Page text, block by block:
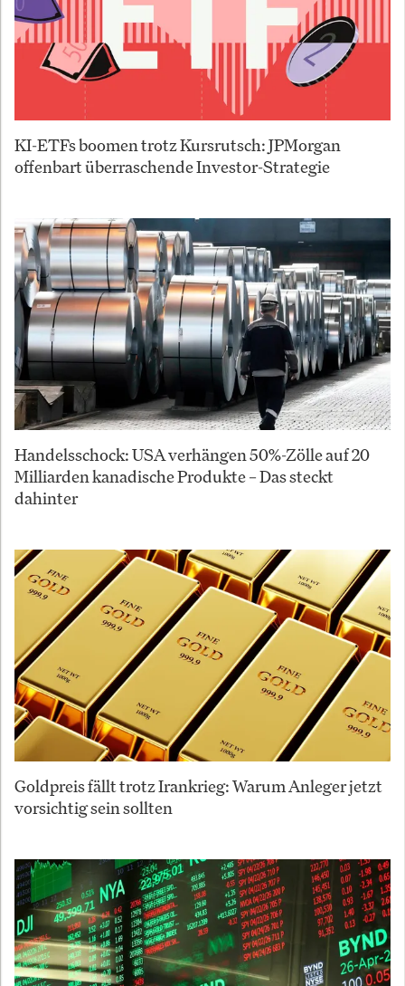
KI-ETFs boomen trotz Kursrutsch: JPMorgan
offenbart überraschende Investor-Strategie
Handelsschock: USA verhängen 50%-Zölle auf 20
Milliarden kanadische Produkte – Das steckt
dahinter
Goldpreis fällt trotz Irankrieg: Warum Anleger jetzt
vorsichtig sein sollten